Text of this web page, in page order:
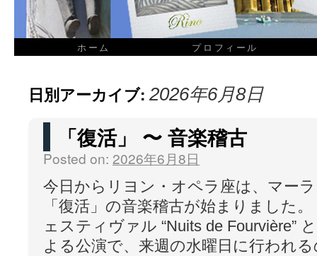
ホーム プロフィール
日別アーカイブ: 2026年6月8日
「復活」 〜 音楽稽古
Posted on: 2026年6月8日
今日からリヨン・オペラ座は、マー
「復活」の音楽稽古が始まりました
ェスティヴァル “Nuits de Fourvière”
よる公演で、来週の水曜日に行われ